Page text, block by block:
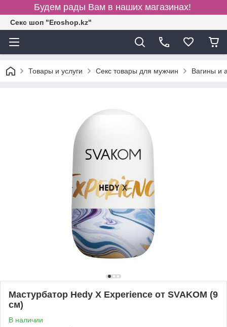
Будем рады Вам в наших магазинах!
Секс шоп "Eroshop.kz"
Товары и услуги Секс товары для мужчин Вагины и
Мастурбатор Hedy X Experience от SVAKOM (9
см)
В наличии